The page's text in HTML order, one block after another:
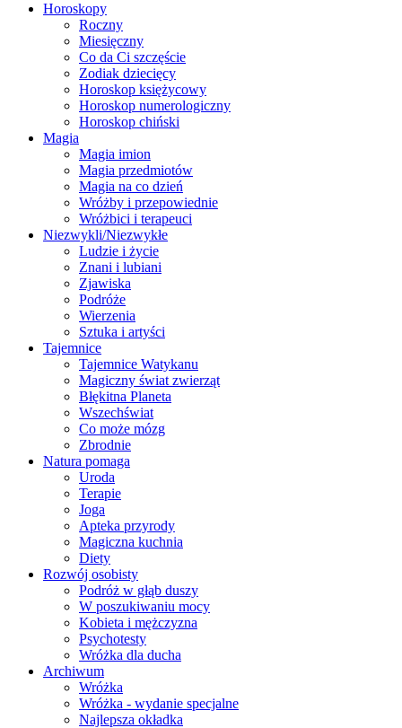
Horoskopy
Roczny
Miesięczny
Co da Ci szczęście
Zodiak dziecięcy
Horoskop księżycowy
Horoskop numerologiczny
Horoskop chiński
Magia
Magia imion
Magia przedmiotów
Magia na co dzień
Wróżby i przepowiednie
Wróżbici i terapeuci
Niezwykli/Niezwykłe
Ludzie i życie
Znani i lubiani
Zjawiska
Podróże
Wierzenia
Sztuka i artyści
Tajemnice
Tajemnice Watykanu
Magiczny świat zwierząt
Błękitna Planeta
Wszechświat
Co może mózg
Zbrodnie
Natura pomaga
Uroda
Terapie
Joga
Apteka przyrody
Magiczna kuchnia
Diety
Rozwój osobisty
Podróż w głąb duszy
W poszukiwaniu mocy
Kobieta i mężczyzna
Psychotesty
Wróżka dla ducha
Archiwum
Wróżka
Wróżka - wydanie specjalne
Najlepsza okładka